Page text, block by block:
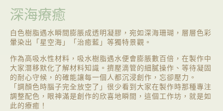
深海療癒
白色樹脂遇水瞬間膨脹成透明凝膠，宛如深海珊瑚，層層色彩
暈染出「星空海」「治癒藍」等獨特景觀。
作為高吸水性材料，吸水樹脂遇水便會膨脹數百倍，在製作中
大家潛移默化了解材料知識。擠壓滴管的細膩操作、等待凝固
的耐心守候，的確能讓每一個人都沉浸創作，忘卻壓力。
「調顏色時腦子完全放空了」很少看到大家在製作時那種專注
調整配色，眼神滿是創作的欣喜地瞬間，這個工作坊，就是如
此的療癒！